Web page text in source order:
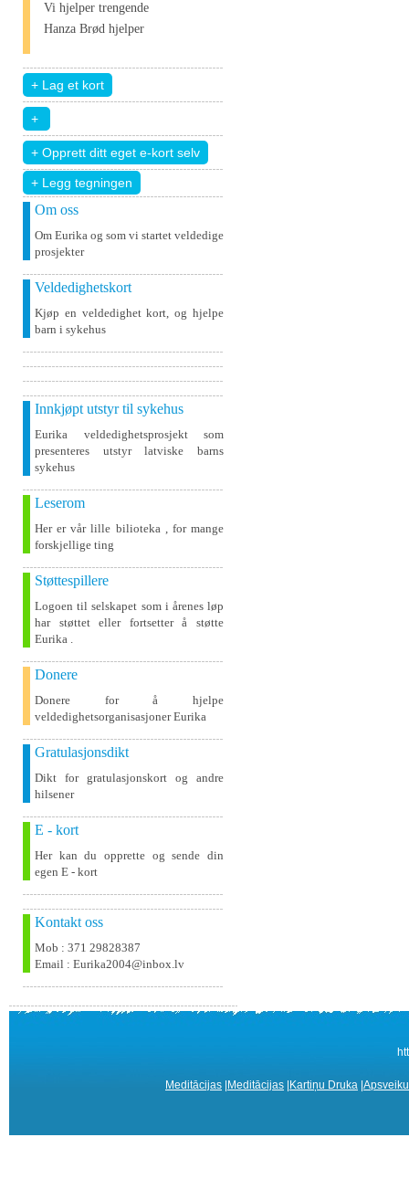
Vi hjelper trengende
Hanza Brød hjelper
+ Legg tegningen
Om oss
Om Eurika og som vi startet veldedige
prosjekter
Veldedighetskort
Kjøp en veldedighet kort, og hjelpe
barn i sykehus
Innkjøpt utstyr til sykehus
Eurika veldedighetsprosjekt som
presenteres utstyr latviske barns
sykehus
Leserom
Her er vår lille bilioteka , for mange
forskjellige ting
Støttespillere
Logoen til selskapet som i årenes løp
har støttet eller fortsetter å støtte
Eurika .
Donere
Donere for å hjelpe
veldedighetsorganisasjoner Eurika
Gratulasjonsdikt
Dikt for gratulasjonskort og andre
hilsener
E - kort
Her kan du opprette og sende din
egen E - kort
Kontakt oss
Mob : 371 29828387
Email : Eurika2004@inbox.lv
Meditācijas Meditācijas Kartiņu Druka